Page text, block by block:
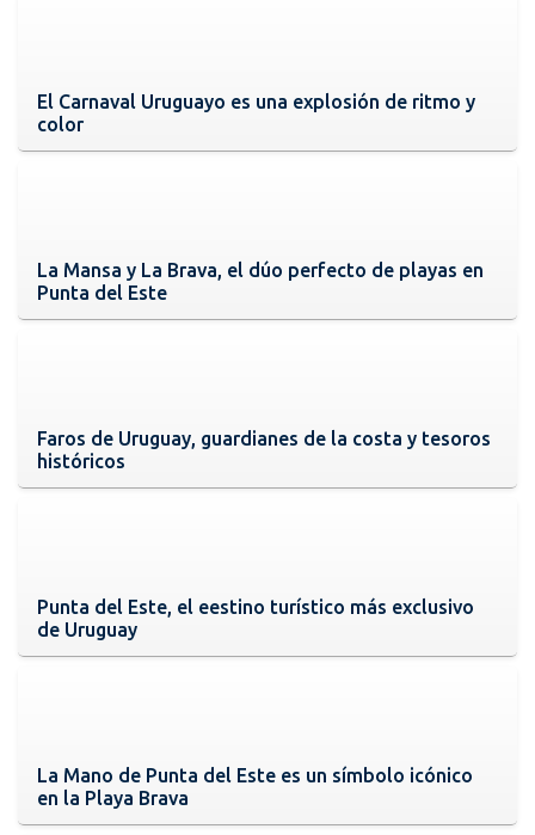
El Carnaval Uruguayo es una explosión de ritmo y
color
La Mansa y La Brava, el dúo perfecto de playas en
Punta del Este
Faros de Uruguay, guardianes de la costa y tesoros
históricos
Punta del Este, el eestino turístico más exclusivo
de Uruguay
La Mano de Punta del Este es un símbolo icónico
en la Playa Brava